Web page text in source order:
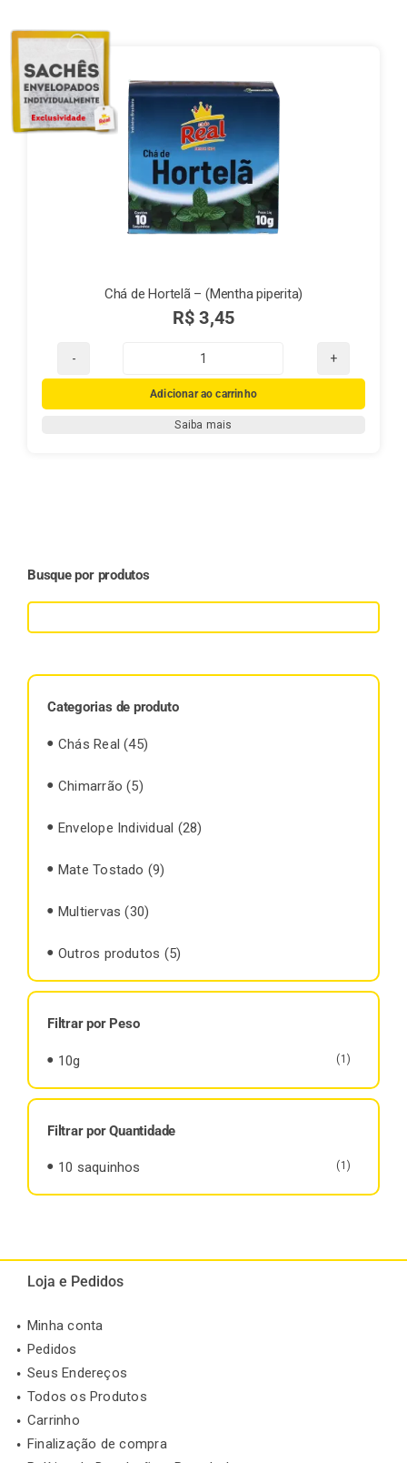
Finalização de compra
Exportação
Blog
Chá de Hortelã – (Mentha piperita)
R$ 3,45
Chá
de
Hortelã
Adicionar ao carrinho
Saiba mais
Busque por produtos
Categorias de produto
Chás Real (45)
Chimarrão (5)
Envelope Individual (28)
Mate Tostado (9)
Multiervas (30)
Outros produtos (5)
Filtrar por Peso
10g (1)
Filtrar por Quantidade
10 saquinhos (1)
Loja e Pedidos
Minha conta
Pedidos
Seus Endereços
Todos os Produtos
Carrinho
Finalização de compra